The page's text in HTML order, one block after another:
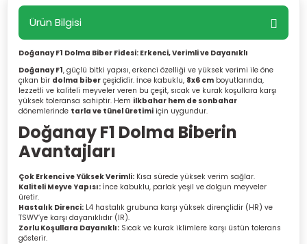
Ürün Bilgisi
Doğanay F1 Dolma Biber Fidesi: Erkenci, Verimli ve Dayanıklı
Doğanay F1, güçlü bitki yapısı, erkenci özelliği ve yüksek verimi ile öne
çıkan bir dolma biber çeşididir. İnce kabuklu, 8x6 cm boyutlarında,
lezzetli ve kaliteli meyveler veren bu çeşit, sıcak ve kurak koşullara karşı
yüksek toleransa sahiptir. Hem ilkbahar hem de sonbahar
dönemlerinde tarla ve tünel üretimi için uygundur.
Doğanay F1 Dolma Biberin
Avantajları
Çok Erkenci ve Yüksek Verimli: Kısa sürede yüksek verim sağlar.
Kaliteli Meyve Yapısı: İnce kabuklu, parlak yeşil ve dolgun meyveler
üretir.
Hastalık Direnci: L4 hastalık grubuna karşı yüksek dirençlidir (HR) ve
TSWV’ye karşı dayanıklıdır (IR).
Zorlu Koşullara Dayanıklı: Sıcak ve kurak iklimlere karşı üstün tolerans
gösterir.